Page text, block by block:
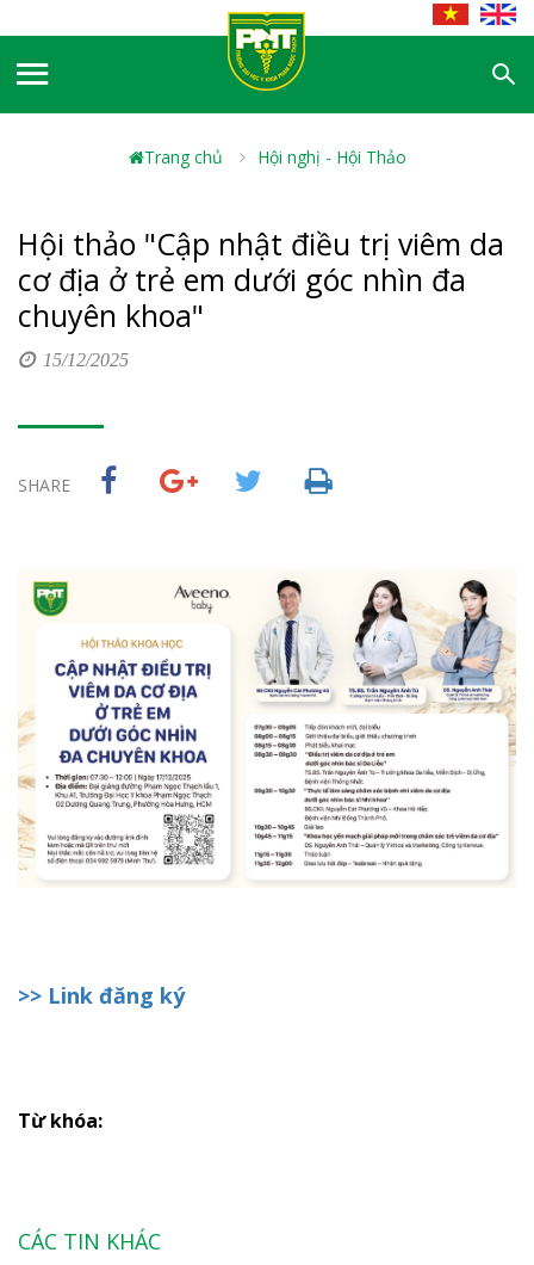
Trang chủ Hội nghị - Hội Thảo
Hội thảo "Cập nhật điều trị viêm da
cơ địa ở trẻ em dưới góc nhìn đa
chuyên khoa"
15/12/2025
SHARE
>> Link đăng ký
Từ khóa:
CÁC TIN KHÁC